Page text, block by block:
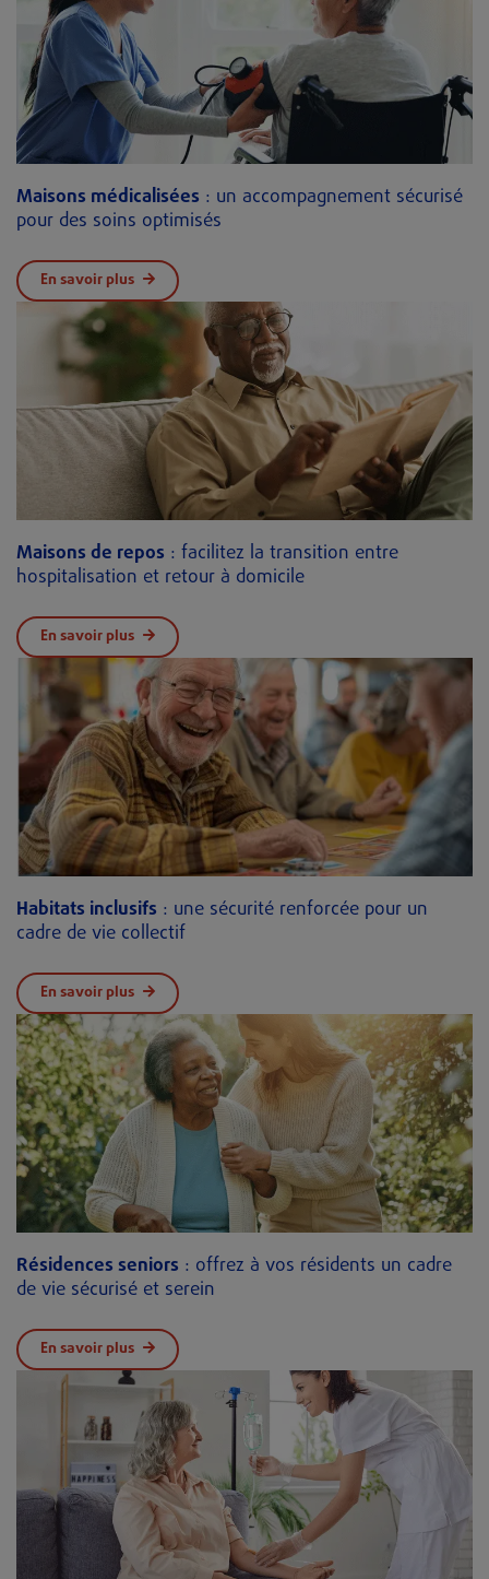
Maisons médicalisées : un accompagnement sécurisé
pour des soins optimisés
En savoir plus
Maisons de repos : facilitez la transition entre
hospitalisation et retour à domicile
En savoir plus
Habitats inclusifs : une sécurité renforcée pour un
cadre de vie collectif
En savoir plus
Résidences seniors : offrez à vos résidents un cadre
de vie sécurisé et serein
En savoir plus